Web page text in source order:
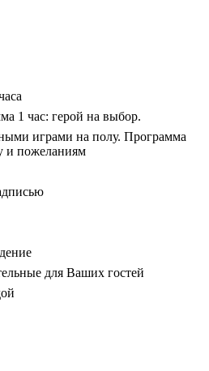
1 час: герой на выбор.
играми на полу. Программа
и пожеланиям
для Ваших гостей